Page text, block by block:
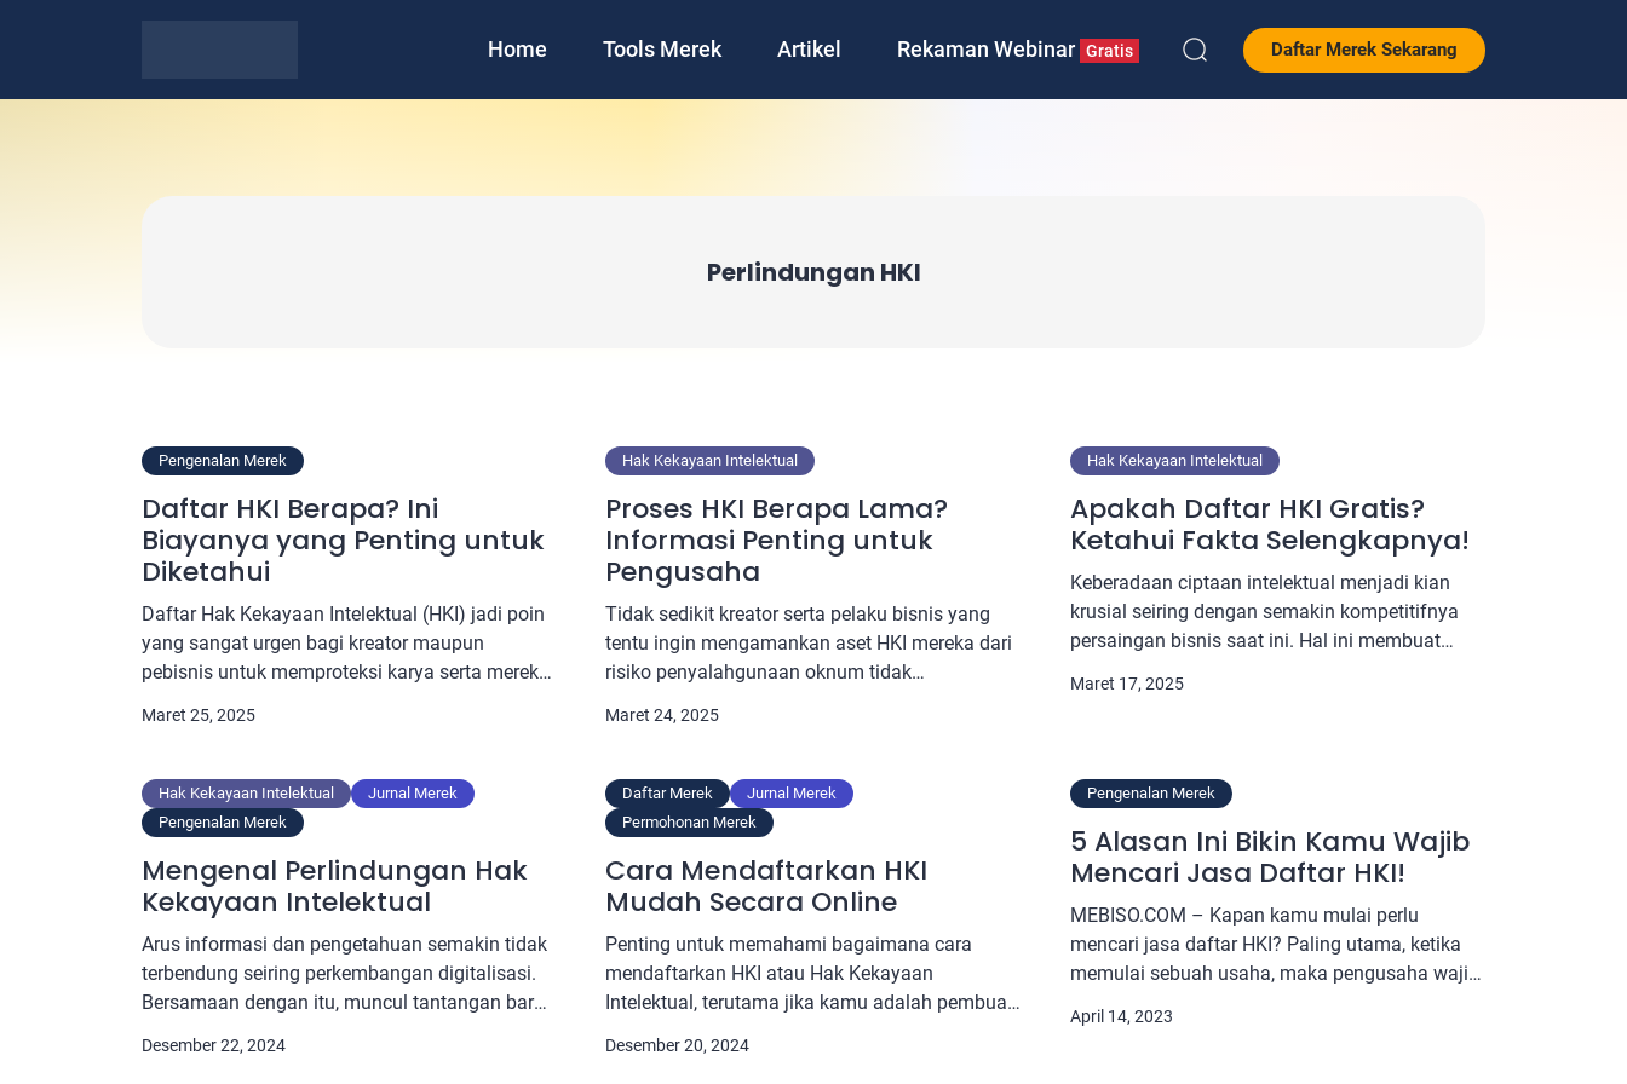
Home Tools Merek Artikel Rekaman Webinar Gratis Daftar Merek Sekarang
Perlindungan HKI
Pengenalan Merek
Daftar HKI Berapa? Ini
Biayanya yang Penting untuk
Diketahui
Daftar Hak Kekayaan Intelektual (HKI) jadi poin
yang sangat urgen bagi kreator maupun
pebisnis untuk memproteksi karya serta merek
ternyata masih jadi pertanyaan yang kerap
pebisnis awam yang baru saja merintis bisnis.
Gampangnya, daftar HKI tidak cuma
Maret 25, 2025
Hak Kekayaan Intelektual
Proses HKI Berapa Lama?
Informasi Penting untuk
Pengusaha
Tidak sedikit kreator serta pelaku bisnis yang
tentu ingin mengamankan aset HKI mereka dari
risiko penyalahgunaan oknum tidak
juga bertanya, proses HKI berapa lama?
pasti. Sebab, berbeda jenis HKI-nya, beda juga
durasinya. Pun, terdapat juga faktor lain yang
Artinya, […]
Maret 24, 2025
Hak Kekayaan Intelektual
Apakah Daftar HKI Gratis?
Ketahui Fakta Selengkapnya!
Keberadaan ciptaan intelektual menjadi kian
krusial seiring dengan semakin kompetitifnya
persaingan bisnis saat ini. Hal ini membuat
pentingnya registrasi dan mematenkan ciptaan
Sebenarnya, pertanyaan apakah pendaftaran
HKI gratis ini kerap muncul, terutama untuk
yang masih baru dan awam […]
Maret 17, 2025
Hak Kekayaan Intelektual
Jurnal Merek
Pengenalan Merek
Mengenal Perlindungan Hak
Kekayaan Intelektual
Arus informasi dan pengetahuan semakin tidak
terbendung seiring perkembangan digitalisasi.
Bersamaan dengan itu, muncul tantangan baru
(HKI). Pasalnya, kemudahan akses informasi
Desember 22, 2024
Daftar Merek
Jurnal Merek
Permohonan Merek
Cara Mendaftarkan HKI
Mudah Secara Online
Penting untuk memahami bagaimana cara
mendaftarkan HKI atau Hak Kekayaan
Intelektual, terutama jika kamu adalah pembuat
Adanya HKI akan membantu melindungi hak
Desember 20, 2024
Pengenalan Merek
5 Alasan Ini Bikin Kamu Wajib
Mencari Jasa Daftar HKI!
MEBISO.COM – Kapan kamu mulai perlu
mencari jasa daftar HKI? Paling utama, ketika
memulai sebuah usaha, maka pengusaha wajib
bisa membantu perlindungan kekayaan
April 14, 2023